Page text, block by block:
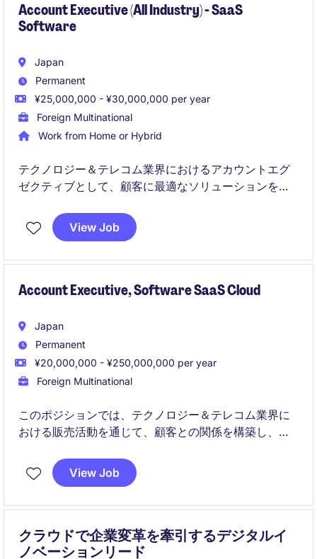
Account Executive (All Industry) - SaaS
Software
Japan
Permanent
¥25,000,000 - ¥30,000,000 per year
Foreign Multinational
Work from Home or Hybrid
テクノロジー＆テレコム業界におけるアカウントエグ
ゼクティブとして、顧客に最適なソリューションを提
ただきます。顧客との信頼関係を構築し、長期的なパ
ートナーシップを育てることが求められます。
View Job
Account Executive, Software SaaS Cloud
Japan
Permanent
¥20,000,000 - ¥250,000,000 per year
Foreign Multinational
このポジションでは、テクノロジー＆テレコム業界に
おける販売活動を通じて、顧客との関係を構築し、ビ
Executiveとして、売上目標を達成し、戦略的な営業活
動を推進する役割を担っていただきます。
View Job
クラウドで企業変革を牽引するデジタルイ
ノベーションリード